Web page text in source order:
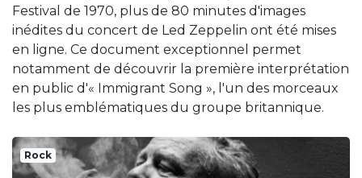
Festival de 1970, plus de 80 minutes d'images
inédites du concert de Led Zeppelin ont été mises
en ligne. Ce document exceptionnel permet
notamment de découvrir la première interprétation
en public d'« Immigrant Song », l'un des morceaux
les plus emblématiques du groupe britannique.
Rock